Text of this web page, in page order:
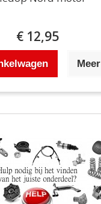
€ 12,95
Meer